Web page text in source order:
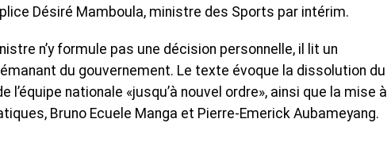
Désiré Mamboula, ministre des Sports par intérim.
n’y formule pas une décision personnelle, il lit un
du gouvernement. Le texte évoque la dissolution du
nationale «jusqu’à nouvel ordre», ainsi que la mise à
Bruno Ecuele Manga et Pierre-Emerick Aubameyang.